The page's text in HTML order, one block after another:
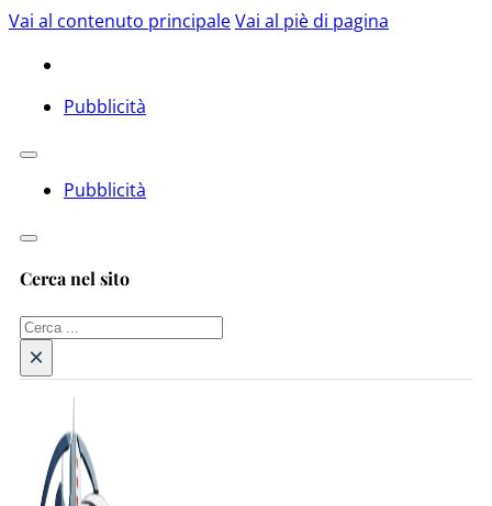
Vai al contenuto principaleVai al piè di pagina
Pubblicità
Pubblicità
Cerca nel sito
Cerca
×